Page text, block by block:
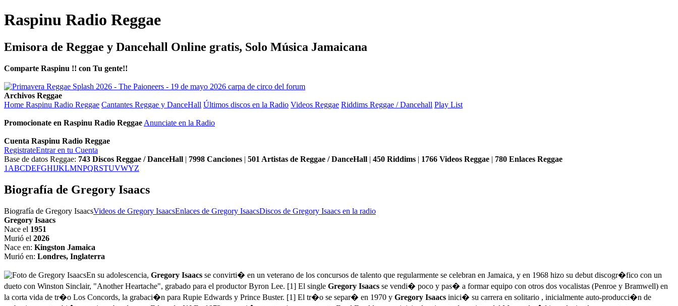
Raspinu Radio Reggae
Emisora de Reggae y Dancehall Online gratis, Solo Música Jamaicana
Comparte Raspinu !! con Tu gente!!
Archivos Reggae
Home Raspinu Radio Reggae Cantantes Reggae y DanceHall Últimos discos en la Radio Videos Reggae Riddims Reggae / Dancehall Play List
Promocionate en Raspinu Radio Reggae Anunciate en la Radio
Cuenta Raspinu Radio Reggae
RegistrateEntrar en tu Cuenta
Base de datos Reggae: 743 Discos Reggae / DanceHall | 7998 Canciones | 501 Artistas de Reggae / DanceHall | 450 Riddims | 1766 Videos Reggae | 780 Enlaces Reggae
1 ABCDEFGHIJKLMNPQRSTUVWYZ
Biografía de Gregory Isaacs
Biografía de Gregory IsaacsVideos de Gregory IsaacsEnlaces de Gregory IsaacsDiscos de Gregory Isaacs en la radio
Gregory Isaacs
Nace el 1951
Murió el 2026
Nace en: Kingston Jamaica
Murió en: Londres, Inglaterra
En su adolescencia, Gregory Isaacs se convirti� en un veterano de los concursos de talento que regularmente se celebran en Jamaica, y en 1968 hizo su debut discogr�fico con un
dueto con Winston Sinclair, "Another Heartache", grabado para el productor Byron Lee. [1] El single Gregory Isaacs se vendi� poco y pas� a formar equipo con otros dos vocalistas (Penroe y Bramwell) en
la corta vida de tr�o Los Concords, la grabaci�n para Rupie Edwards y Prince Buster. [1] El tr�o se separ� en 1970 y Gregory Isaacs inici� su carrera en solitario , inicialmente auto-producci�n de